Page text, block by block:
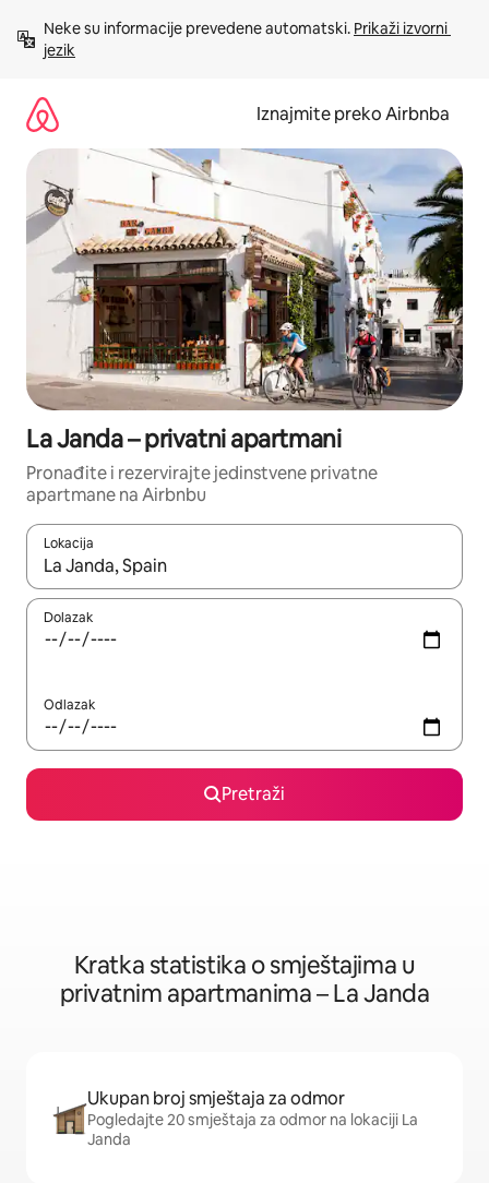
sadržaj
Neke su informacije prevedene automatski. Prikaži izvorni
jezik
Iznajmite preko Airbnba
La Janda – privatni apartmani
Pronađite i rezervirajte jedinstvene privatne
apartmane na Airbnbu
Lokacija
Kada budu dostupni rezultati, moći ćete ih pregledati
Dolazak
Odlazak
Pretraži
Kratka statistika o smještajima u
privatnim apartmanima – La Janda
Ukupan broj smještaja za odmor
Pogledajte 20 smještaja za odmor na lokaciji La
Janda